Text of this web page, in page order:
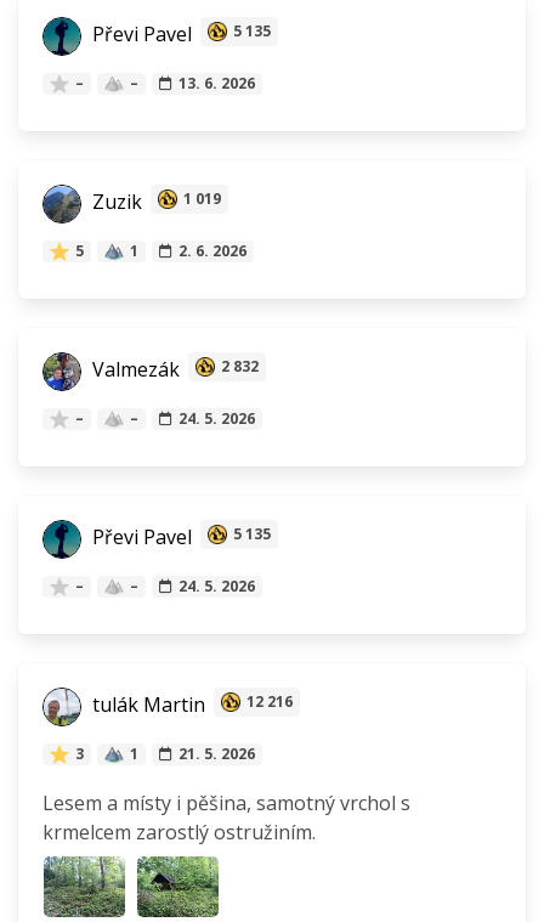
Převi Pavel 5 135
– – 13. 6. 2026
Zuzik 1 019
5 1 2. 6. 2026
Valmezák 2 832
– – 24. 5. 2026
Převi Pavel 5 135
– – 24. 5. 2026
tulák Martin 12 216
3 1 21. 5. 2026
Lesem a místy i pěšina, samotný vrchol s
krmelcem zarostlý ostružiním.